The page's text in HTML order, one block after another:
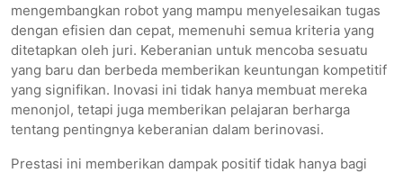
mengembangkan robot yang mampu menyelesaikan tugas
dengan efisien dan cepat, memenuhi semua kriteria yang
ditetapkan oleh juri. Keberanian untuk mencoba sesuatu
yang baru dan berbeda memberikan keuntungan kompetitif
yang signifikan. Inovasi ini tidak hanya membuat mereka
menonjol, tetapi juga memberikan pelajaran berharga
tentang pentingnya keberanian dalam berinovasi.
Prestasi ini memberikan dampak positif tidak hanya bagi